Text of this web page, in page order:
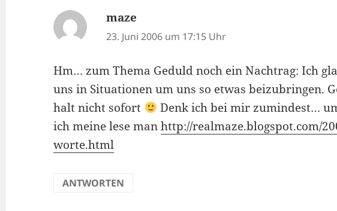
maze
23. Juni 2006 um 17:15 Uhr
Hm… zum Thema Geduld noch ein Nachtrag: Ich
uns in Situationen um uns so etwas beizubringen.
halt nicht sofort
Denk ich bei mir zumindest…
ich meine lese manhttp://realmaze.blogspot.com/
worte.html
ANTWORTEN